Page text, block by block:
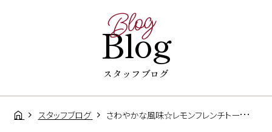
Blog
Blog
スタッフブログ
スタッフブログ さわやかな風味☆レモンフレンチトースト♪